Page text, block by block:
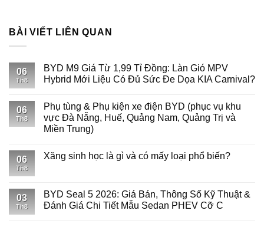
BÀI VIẾT LIÊN QUAN
06
Th8
BYD M9 Giá Từ 1,99 Tỉ Đồng: Làn Gió MPV
Hybrid Mới Liệu Có Đủ Sức Đe Dọa KIA Carnival?
06
Th8
Phụ tùng & Phụ kiện xe điện BYD (phục vụ khu
vực Đà Nẵng, Huế, Quảng Nam, Quảng Trị và
Miền Trung)
06
Th8
Xăng sinh học là gì và có mấy loại phổ biến?
03
Th8
BYD Seal 5 2026: Giá Bán, Thông Số Kỹ Thuật &
Đánh Giá Chi Tiết Mẫu Sedan PHEV Cỡ C